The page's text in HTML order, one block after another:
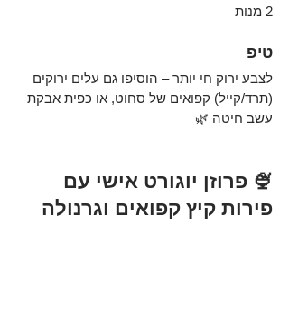
2 מנות
טיפ
לצבע ירוק חי יותר – הוסיפו גם עלים ירוקים
(תרד/קייל) קפואים של סחוט, או כפית אבקת
עשב חיטה 🌿
🍨 פרוזן יוגורט אישי עם
פירות קיץ קפואים וגרנולה